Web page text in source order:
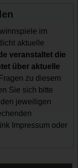
im
aktuelle
veranstaltet die
über aktuelle
zu diesem
Sie sich bitte
jeweiligen
Impressum oder